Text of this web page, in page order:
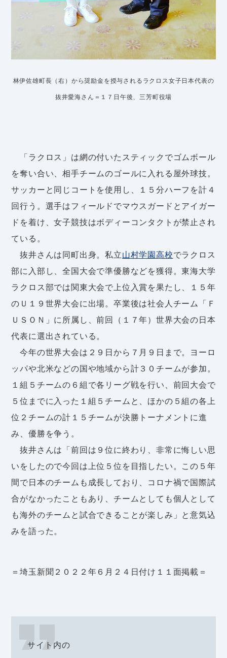
林伊佐雄町長（右）から奨励金を授与されるラクロス女子日本代表の
抜井愛海さん＝１７日午後、三芳町役場
「ラクロス」は網の付いたスティックでゴムボール
を奪い合い、相手チームのゴールに入れる屋外球技。
サッカーと同じコートを使用し、１５分ハーフを計４
回行う。選手はフィールドでマウスガードとアイガー
ドを着け、女子競技はボディーコンタクトが禁止され
ている。
抜井さんは同町出身。私立山村学園高校でラクロス
部に入部し、全国大会で準優勝などを獲得。東海大学
ラクロス部では関東大会で上位入賞を果たし、１５年
のＵ１９世界大会に出場。卒業後は社会人チーム「Ｆ
ＵＳＯＮ」に所属し、前回（１７年）世界大会の日本
代表に選出されている。
今年の世界大会は２９日から７月９日まで。ヨーロ
ッパや北米などの国や地域から計３０チームが参加。
１組５チームの６組で各リーグ戦を行い、前回大会で
５位までに入った１組５チームと、ほかの５組の各上
位２チームの計１５チームが決勝トーナメントに進
み、優勝を争う。
抜井さんは「前回は９位に終わり、非常に悔しい思
いをしたので今回は上位５位を目指したい。この５年
間で日本のチームも成長しており、コロナ禍で国際試
合がなかったこともあり、チームとしても個人として
も海外のチームと試合できることが楽しみ」と意気込
みを語った。
＝埼玉新聞２０２２年６月２４日付け１１面掲載＝
サイト内の